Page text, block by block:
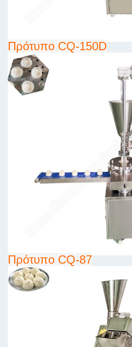
Πρότυπο CQ-150D
Πρότυπο CQ-87